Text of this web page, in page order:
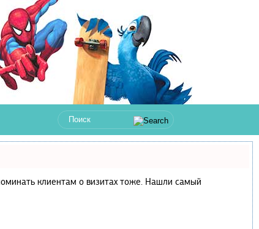
клиентам о визитах тоже. Нашли самый